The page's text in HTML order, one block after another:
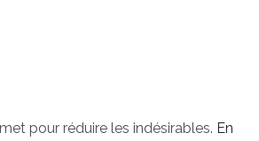
pour réduire les indésirables. En